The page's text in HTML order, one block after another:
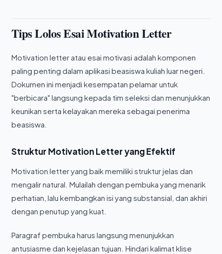
Tips Lolos Esai Motivation Letter
Motivation letter atau esai motivasi adalah komponen
paling penting dalam aplikasi beasiswa kuliah luar negeri.
Dokumen ini menjadi kesempatan pelamar untuk
"berbicara" langsung kepada tim seleksi dan menunjukkan
keunikan serta kelayakan mereka sebagai penerima
beasiswa.
Struktur Motivation Letter yang Efektif
Motivation letter yang baik memiliki struktur jelas dan
mengalir natural. Mulailah dengan pembuka yang menarik
perhatian, lalu kembangkan isi yang substansial, dan akhiri
dengan penutup yang kuat.
Paragraf pembuka harus langsung menunjukkan
antusiasme dan kejelasan tujuan. Hindari kalimat klise